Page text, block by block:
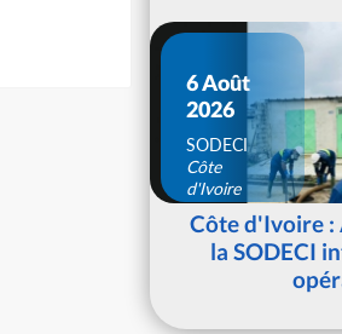
6 Août
2026
SODECI
Côte
d'Ivoire
Côte d'Ivoire :
la SODECI